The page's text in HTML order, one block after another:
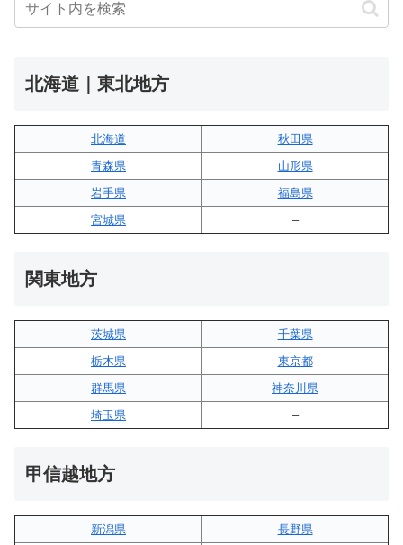
北海道｜東北地方
北海道
秋田県
青森県
山形県
岩手県
福島県
宮城県
–
関東地方
茨城県
千葉県
栃木県
東京都
群馬県
神奈川県
埼玉県
–
甲信越地方
新潟県
長野県